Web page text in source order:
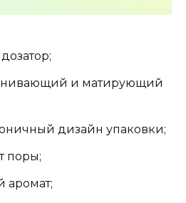
и матирующий
дизайн упаковки;
поры;
аромат;